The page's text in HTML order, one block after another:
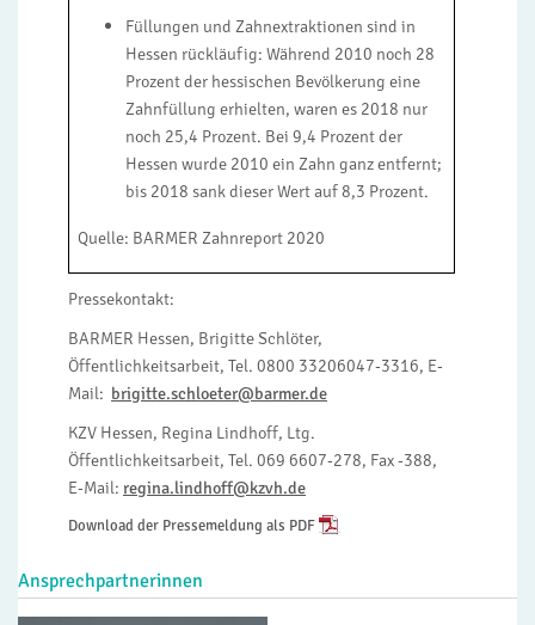
Füllungen und Zahnextraktionen sind in
Hessen rückläufig: Während 2010 noch 28
Prozent der hessischen Bevölkerung eine
Zahnfüllung erhielten, waren es 2018 nur
noch 25,4 Prozent. Bei 9,4 Prozent der
Hessen wurde 2010 ein Zahn ganz entfernt;
bis 2018 sank dieser Wert auf 8,3 Prozent.
Quelle: BARMER Zahnreport 2020
Pressekontakt:
BARMER Hessen, Brigitte Schlöter,
Öffentlichkeitsarbeit, Tel. 0800 33206047-3316, E-
Mail: brigitte.schloeter@barmer.de
KZV Hessen, Regina Lindhoff, Ltg.
Öffentlichkeitsarbeit, Tel. 069 6607-278, Fax -388,
E-Mail: regina.lindhoff@kzvh.de
Download der Pressemeldung als PDF
Ansprechpartnerinnen